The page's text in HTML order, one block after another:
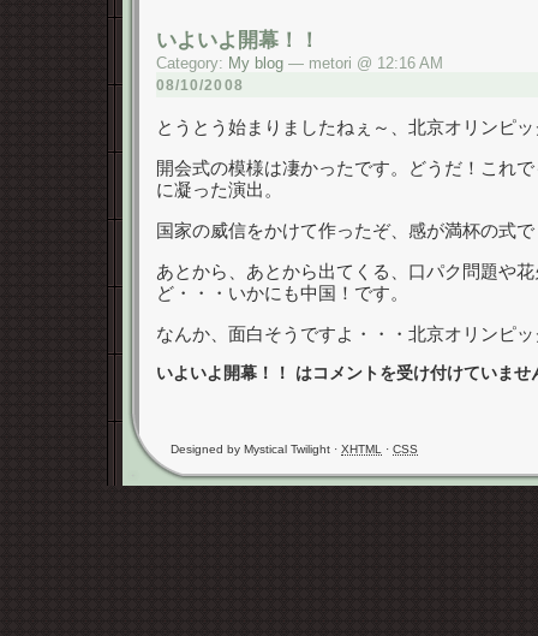
いよいよ開幕！！
Category: My blog — metori @ 12:16 AM
08/10/2008
とうとう始まりましたねぇ～、北京オリンピ
開会式の模様は凄かったです。どうだ！これ
に凝った演出。
国家の威信をかけて作ったぞ、感が満杯の式
あとから、あとから出てくる、口パク問題や
ど・・・いかにも中国！です。
なんか、面白そうですよ・・・北京オリンピ
いよいよ開幕！！ はコメントを受け付けていませ
Designed by Mystical Twilight · XHTML · CSS